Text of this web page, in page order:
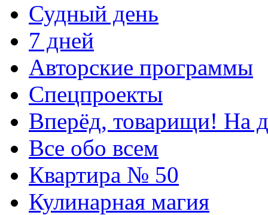
Судный день
7 дней
Авторские программы
Спецпроекты
Вперёд, товарищи! На
Все обо всем
Квартира № 50
Кулинарная магия